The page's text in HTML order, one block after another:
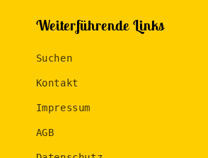
Weiterführende Links
Suchen
Kontakt
Impressum
AGB